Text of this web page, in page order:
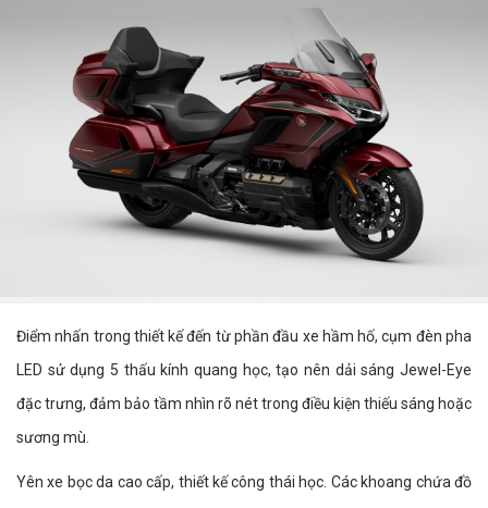
Điểm nhấn trong thiết kế đến từ phần đầu xe hầm hố, cụm đèn pha
LED sử dụng 5 thấu kính quang học, tạo nên dải sáng Jewel-Eye
đặc trưng, đảm bảo tầm nhìn rõ nét trong điều kiện thiếu sáng hoặc
sương mù.
Yên xe bọc da cao cấp, thiết kế công thái học. Các khoang chứa đồ